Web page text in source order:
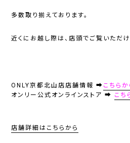
多数取り揃えております。
近くにお越し際は、店頭でご覧いただ
ONLY京都北山店店舗情報 ➡ こちらか
オンリー公式オンラインストア ➡ こち
店舗詳細はこちらから